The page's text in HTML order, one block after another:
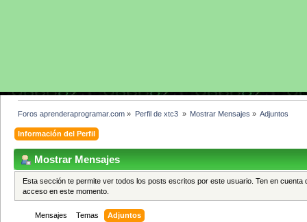
Foros aprenderaprogramar.com » Perfil de xtc3 » Mostrar Mensajes » Adjuntos
Información del Perfil
Mostrar Mensajes
Esta sección te permite ver todos los posts escritos por este usuario. Ten en
acceso en este momento.
Mensajes Temas Adjuntos